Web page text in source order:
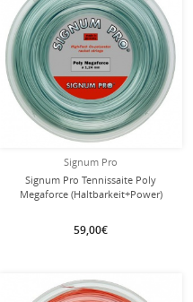
Signum Pro
Signum Pro Tennissaite Poly
Megaforce (Haltbarkeit+Power)
59,00€